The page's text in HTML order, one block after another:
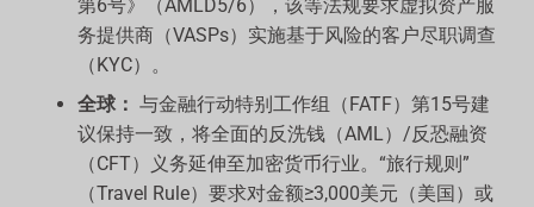
第6号》（AMLD5/6），该等法规要求虚拟资产服
务提供商（VASPs）实施基于风险的客户尽职调查
（KYC）。
全球： 与金融行动特别工作组（FATF）第15号建
议保持一致，将全面的反洗钱（AML）/反恐融资
（CFT）义务延伸至加密货币行业。“旅行规则”
（Travel Rule）要求对金额≥3,000美元（美国）或